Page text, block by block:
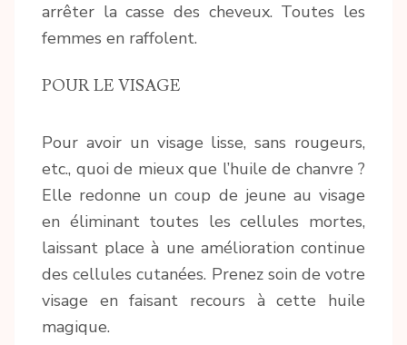
arrêter la casse des cheveux. Toutes les
femmes en raffolent.
POUR LE VISAGE
Pour avoir un visage lisse, sans rougeurs,
etc., quoi de mieux que l’huile de chanvre ?
Elle redonne un coup de jeune au visage
en éliminant toutes les cellules mortes,
laissant place à une amélioration continue
des cellules cutanées. Prenez soin de votre
visage en faisant recours à cette huile
magique.